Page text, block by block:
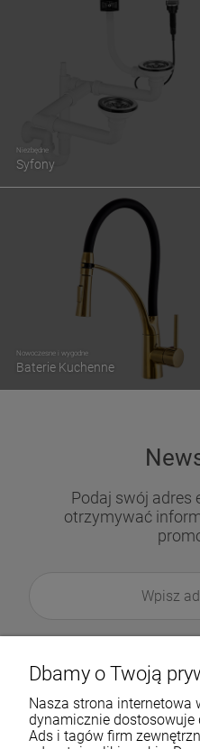
Nowoczesne i wygodne
Baterie Kuchenne
Niezbędne
Syfony
Podaj swój adres
otrzymywać
Dbamy o Twoją
Nasza strona internetowa
dynamicznie dostosowuje
Ads i tagów firm